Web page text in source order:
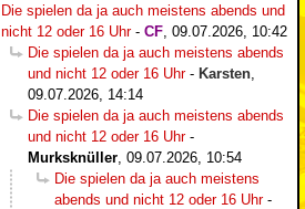
Die spielen da ja auch meistens abends und
nicht 12 oder 16 Uhr- CF 09.07.2026, 10:42
Die spielen da ja auch meistens abends
und nicht 12 oder 16 Uhr- Karsten
09.07.2026, 14:14
Die spielen da ja auch meistens abends
und nicht 12 oder 16 Uhr-
Murksknüller 09.07.2026, 10:54
Die spielen da ja auch meistens
abends und nicht 12 oder 16 Uhr-